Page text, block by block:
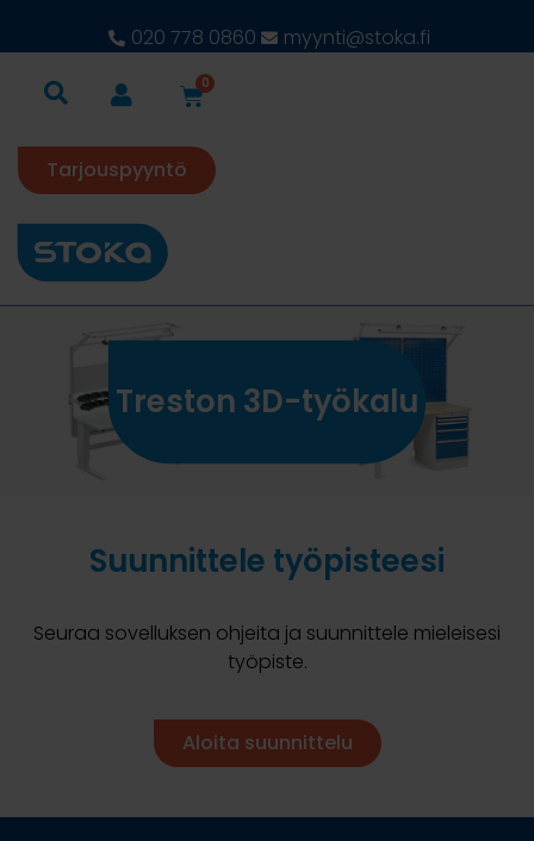
020 778 0860 myynti@stoka.fi
0
Tarjouspyyntö
Treston 3D-työkalu
Suunnittele työpisteesi
Seuraa sovelluksen ohjeita ja suunnittele mieleisesi
työpiste.
Aloita suunnittelu